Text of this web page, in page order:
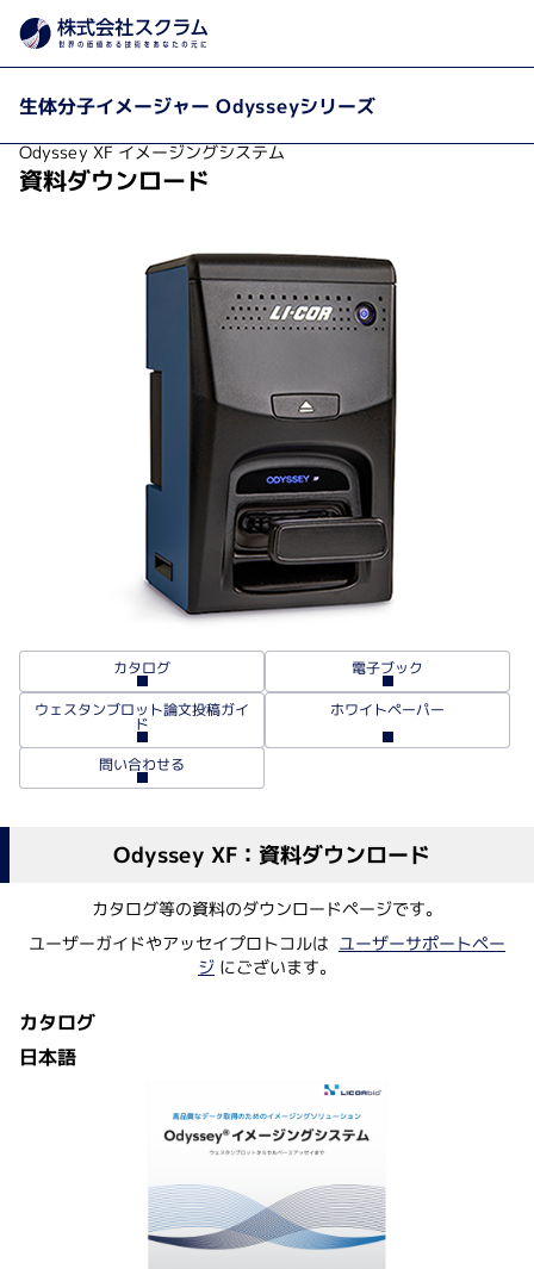
資料ダウンロード
Odyssey XF イメージングシステム
カタログ 電子ブック
ウェスタンブロット論文投稿ガイ
ド
ホワイトペーパー
問い合わせる
Odyssey XF：資料ダウンロード
カタログ等の資料のダウンロードページです。
ユーザーガイドやアッセイプロトコルは ユーザーサポートペー
ジにございます。
カタログ
日本語
生体分子イメージャー Odysseyシリーズ